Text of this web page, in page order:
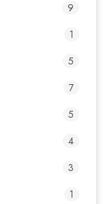
9
1
5
7
5
4
3
1